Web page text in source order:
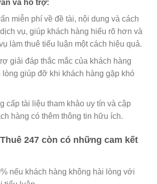
và hỗ trợ:
miễn phí về đề tài, nội dung và cách
vụ, giúp khách hàng hiểu rõ hơn và
làm thuê tiểu luận một cách hiệu quả.
giải đáp thắc mắc của khách hàng
lòng giúp đỡ khi khách hàng gặp khó
cấp tài liệu tham khảo uy tín và cập
hàng có thêm thông tin hữu ích.
247 còn có những cam kết
nếu khách hàng không hài lòng với